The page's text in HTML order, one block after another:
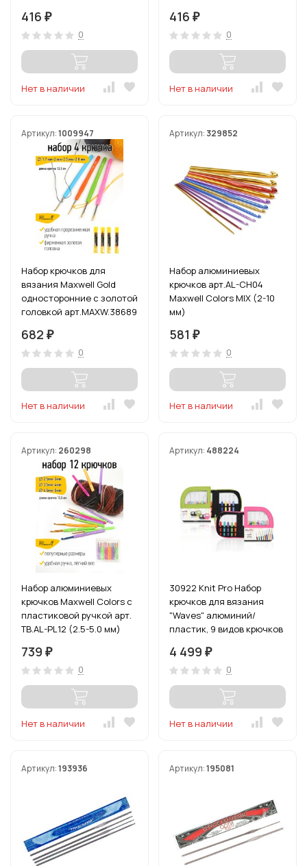
3.25 мм)
416 ₽
0
Нет в наличии
мм)
416 ₽
0
Нет в наличии
Артикул:1009947
Набор крючков для
вязания Maxwell Gold
односторонние с золотой
головкой арт.MAXW.38689
мм)
682 ₽
0
Нет в наличии
Артикул: 329852
Набор алюминиевых
крючков арт.AL-CH04
Maxwell Colors MIX (2-10
мм)
581 ₽
0
Нет в наличии
Артикул: 260298
Набор алюминиевых
крючков Maxwell Colors с
пластиковой ручкой арт.
TB.AL-PL12 (2.5-5.0 мм)
739 ₽
0
Нет в наличии
Артикул: 488224
30922 Knit Pro Набор
крючков для вязания
"Waves" алюминий/
пластик, 9 видов крючков
4 499 ₽
0
Нет в наличии
Артикул:193936 Артикул:195081